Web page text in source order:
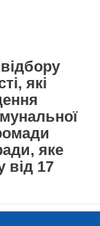
які
яке
від 17